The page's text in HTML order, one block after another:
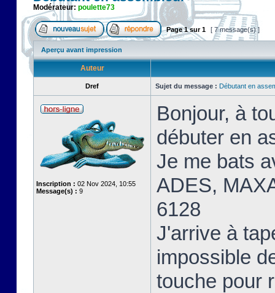
Modérateur: poulette73
Page1sur1 [ 7 message(s) ]
Aperçu avant impression
Auteur
Dref Sujet du message : Débutant en
Inscription : 02 Nov 2024, 10:55
Message(s) : 9
Bonjour, à
débuter en
Je me bats
ADES,
6128
J'arrive à
impossible
touche pour